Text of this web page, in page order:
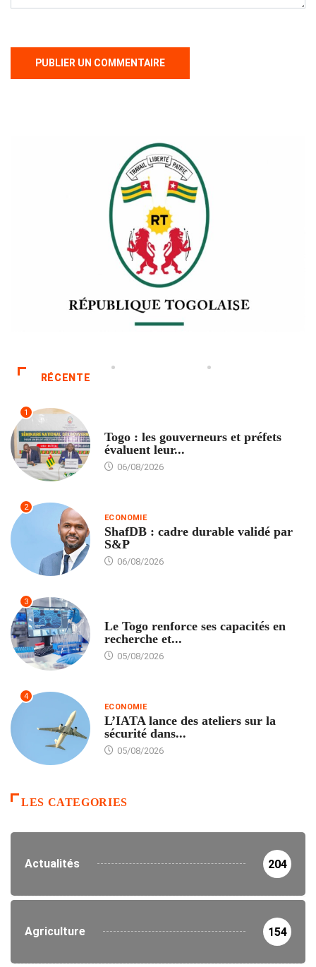
RÉCENTE
1
Togo : les gouverneurs et préfets
évaluent leur...
06/08/2026
2
ECONOMIE
ShafDB : cadre durable validé par
S&P
06/08/2026
3
Le Togo renforce ses capacités en
recherche et...
05/08/2026
4
ECONOMIE
L’IATA lance des ateliers sur la
sécurité dans...
05/08/2026
LES CATEGORIES
Actualités 204
Agriculture 154